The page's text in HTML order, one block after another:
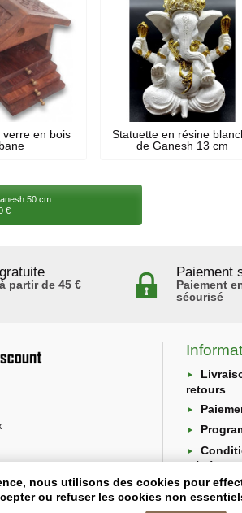
verre en bois
Statuette en résine
de Ganesh 13 cm
50 cm
€
partir de 45 €
Paiement
Paiement
sécurisé
retours
générales
données
nous utilisons des cookies pour
ou refuser les cookies non